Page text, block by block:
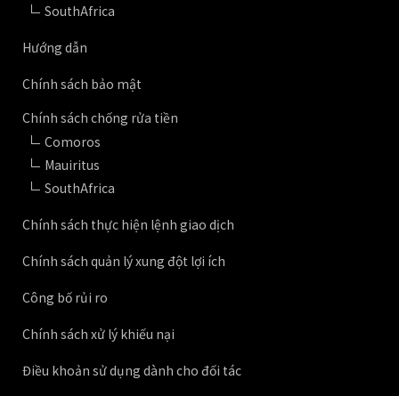
SouthAfrica
Hướng dẫn
Chính sách bảo mật
Chính sách chống rửa tiền
Comoros
Mauiritus
SouthAfrica
Chính sách thực hiện lệnh giao dịch
Chính sách quản lý xung đột lợi ích
Công bố rủi ro
Chính sách xử lý khiếu nại
Điều khoản sử dụng dành cho đối tác